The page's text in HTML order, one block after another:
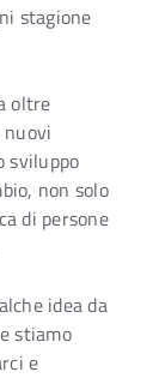
stagione
oltre
sviluppo
non solo
di persone
idea da
stiamo
e